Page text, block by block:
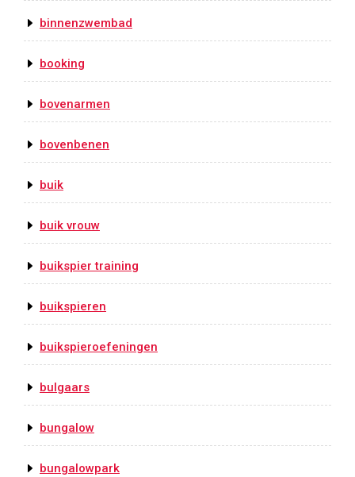
binnenzwembad
booking
bovenarmen
bovenbenen
buik
buik vrouw
buikspier training
buikspieren
buikspieroefeningen
bulgaars
bungalow
bungalowpark